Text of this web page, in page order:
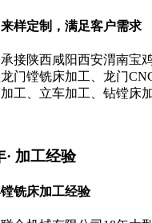
样定制，满足客户需求
接陕西咸阳西安渭南宝
门镗铣床加工、龙门
工、立车加工、钻镗床
· 加工经验
铣床加工经验